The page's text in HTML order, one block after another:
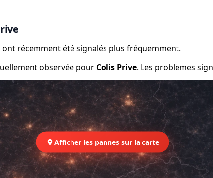
récemment été signalés plus fréquemment.
observée pour Colis Prive. Les problèmes
Afficher les pannes sur la carte